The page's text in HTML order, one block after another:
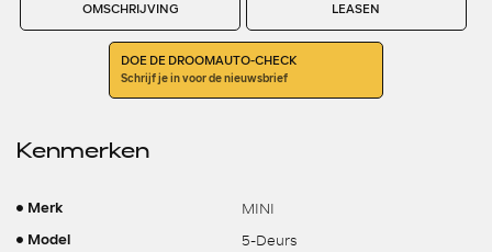
OMSCHRIJVING LEASEN
DOE DE DROOMAUTO-CHECK
Schrijf je in voor de nieuwsbrief
Kenmerken
Merk MINI
Model 5-Deurs